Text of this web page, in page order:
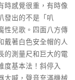
時感覺很重，有時像
發出的不是「叭
性兒歌。四面八方傳
戴著白色安全帽的人
的測量尺和巨大的電
度基本法！斜停入
大喊，聲音充滿機械